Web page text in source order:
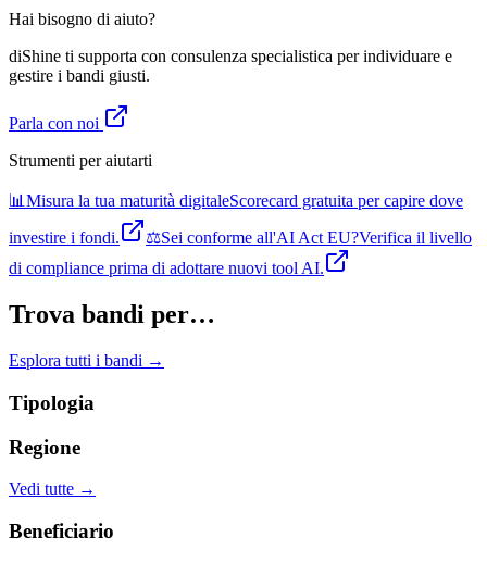
Hai bisogno di aiuto?
diShine ti supporta con consulenza specialistica per individuare e
gestire i bandi giusti.
Parla con noi
Strumenti per aiutarti
📊 Misura la tua maturità digitaleScorecard gratuita per capire dove
investire i fondi.
⚖️Sei conforme all'AI Act EU?Verifica il livello
di compliance prima di adottare nuovi tool AI.
Trova bandi per…
Esplora tutti i bandi →
Tipologia
Regione
Vedi tutte →
Beneficiario